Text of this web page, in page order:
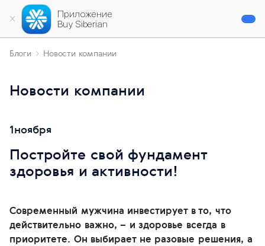
Приложение
Buy Siberian
Блоги Новости компании
Новости компании
1ноября
Постройте свой фундамент
здоровья и активности!
Современный мужчина инвестирует в то, что
действительно важно, – и здоровье всегда в
приоритете. Он выбирает не разовые решения, а